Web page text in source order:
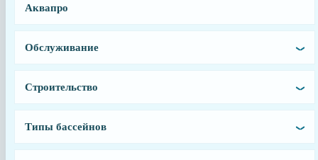
Аквапро
Обслуживание
Строительство
Типы бассейнов
Заводской артикул
Производитель
Страна производства
Тип запчасти